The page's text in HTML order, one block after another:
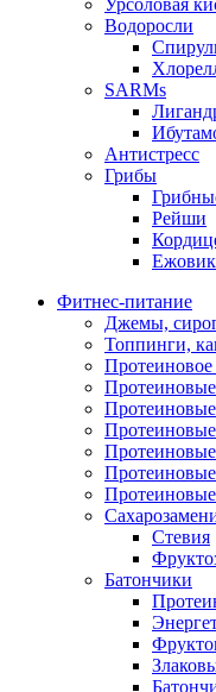
Урсоловая
Водоросли
SARMs
Антистресс
Грибы
Рейши
Ежовик
Фитнес-питание
Джемы,
Топпинги,
Протеиновое
Стевия
Батончики